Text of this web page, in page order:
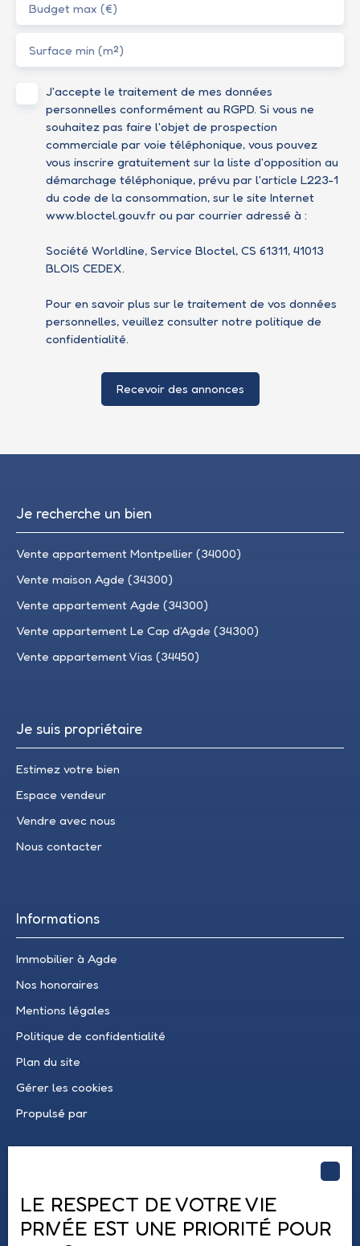
Budget max (€)
Surface min (m²)
J'accepte le traitement de mes données
personnelles conformément au RGPD. Si vous ne
souhaitez pas faire l'objet de prospection
commerciale par voie téléphonique, vous pouvez
vous inscrire gratuitement sur la liste d'opposition au
démarchage téléphonique, prévu par l'article L223-1
du code de la consommation, sur le site Internet
www.bloctel.gouv.fr ou par courrier adressé à :
Société Worldline, Service Bloctel, CS 61311, 41013
BLOIS CEDEX.
Pour en savoir plus sur le traitement de vos données
personnelles, veuillez consulter notre politique de
confidentialité.
Recevoir des annonces
Je recherche un bien
Vente appartement Montpellier (34000)
Vente maison Agde (34300)
Vente appartement Agde (34300)
Vente appartement Le Cap d'Agde (34300)
Vente appartement Vias (34450)
Je suis propriétaire
Estimez votre bien
Espace vendeur
Vendre avec nous
Nous contacter
Informations
Immobilier à Agde
Nos honoraires
Mentions légales
Politique de confidentialité
Plan du site
Gérer les cookies
Propulsé par
04 67 21 16 45
LE RESPECT DE VOTRE VIE
PRIVÉE EST UNE PRIORITÉ POUR